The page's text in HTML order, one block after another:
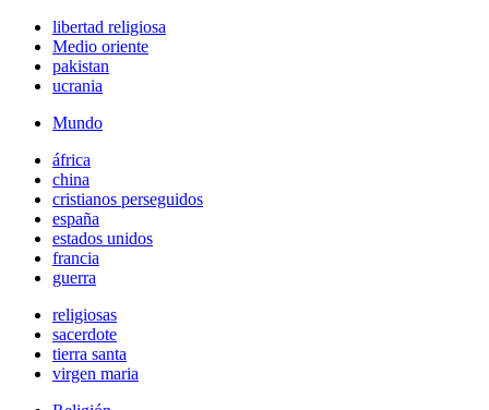
libertad religiosa
Medio oriente
pakistan
ucrania
Mundo
áfrica
china
cristianos perseguidos
españa
estados unidos
francia
guerra
religiosas
sacerdote
tierra santa
virgen maria